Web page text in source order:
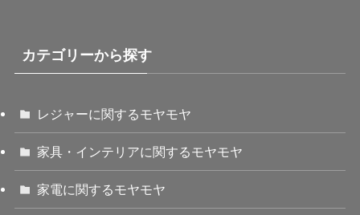
カテゴリーから探す
レジャーに関するモヤモヤ
家具・インテリアに関するモヤモヤ
家電に関するモヤモヤ